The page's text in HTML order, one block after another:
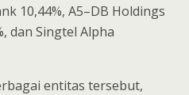
10,44%, A5–DB Holdings
dan Singtel Alpha
entitas tersebut,